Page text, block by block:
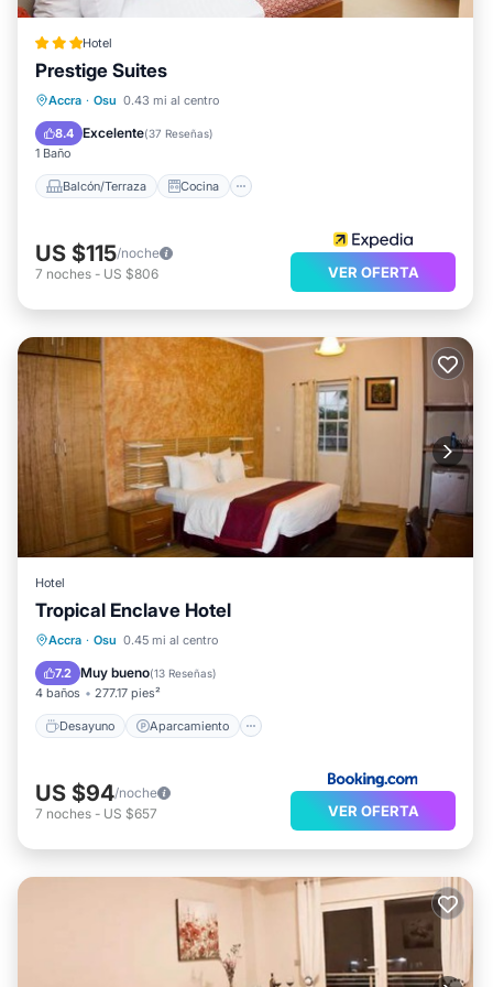
Hotel
Prestige Suites
Accra · Osu 0.43 mi al centro
8.4 Excelente(37 Reseñas)
1 Baño
Balcón/Terraza Cocina
Balcón/Terraza
Aire acondicionado
US $115/noche
7 noches - US $806 VER OFERTA
Hotel
Tropical Enclave Hotel
Accra · Osu 0.45 mi al centro
7.2 Muy bueno(13 Reseñas)
4 baños 277.17 pies²
Desayuno Aparcamiento
Desayuno
Aparcamiento
Balcón/Terraza
US $94/noche
7 noches - US $657 VER OFERTA